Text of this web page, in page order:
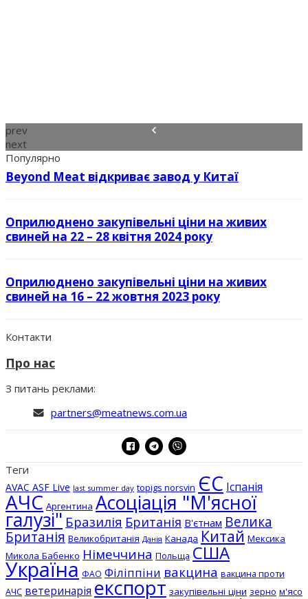
prev
next
Популярно
Beyond Meat відкриває завод у Китаї
Оприлюднено закупівельні ціни на живих
свиней на 22 – 28 квітня 2024 року
Оприлюднено закупівельні ціни на живих
свиней на 16 – 22 жовтня 2023 року
Контакти
Про нас
З питань реклами:
partners@meatnews.com.ua
Теги
AVAC ASF Live last summer day topigs norsvin ЄС Іспанія
АЧС Аргентина Асоціація "М'ясної
галузі" Бразилія Британія В'єтнам Велика
Британія Великобританія Данія Канада Китай Мексика
Микола Бабенко Німеччина Польща США
Україна ФАО Філіппіни вакцина вакцина проти
АЧС ветеринарія експорт закупівельні ціни зерно м'ясо